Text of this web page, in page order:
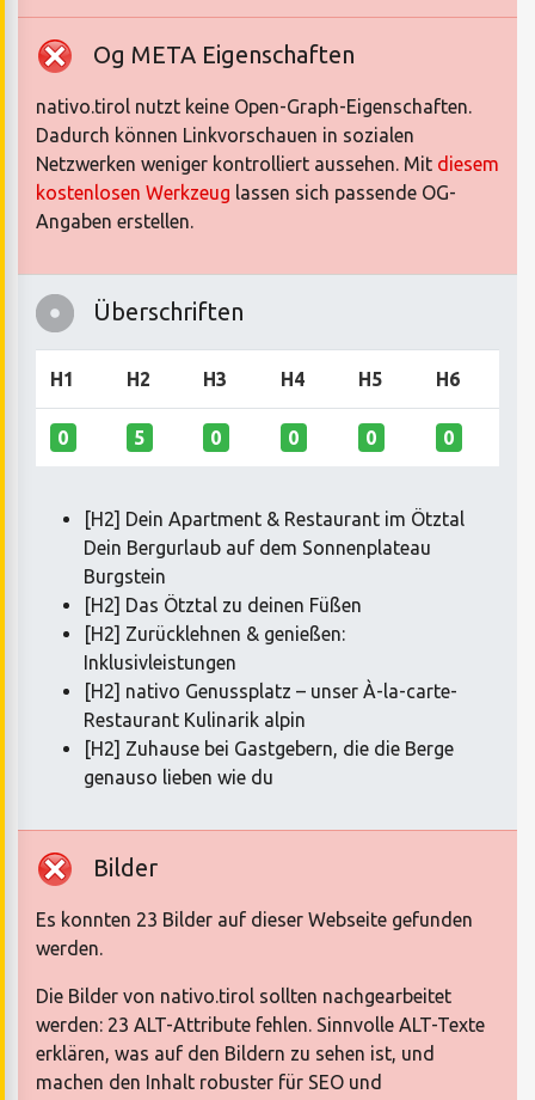
Og META Eigenschaften
nativo.tirol nutzt keine Open-Graph-Eigenschaften.
Dadurch können Linkvorschauen in sozialen
Netzwerken weniger kontrolliert aussehen. Mit diesem
kostenlosen Werkzeug lassen sich passende OG-
Angaben erstellen.
Überschriften
H1 H2 H3 H4 H5 H6
0 5 0 0 0 0
[H2] Dein Apartment & Restaurant im Ötztal
Dein Bergurlaub auf dem Sonnenplateau
Burgstein
[H2] Das Ötztal zu deinen Füßen
[H2] Zurücklehnen & genießen:
Inklusivleistungen
[H2] nativo Genussplatz – unser À-la-carte-
Restaurant Kulinarik alpin
[H2] Zuhause bei Gastgebern, die die Berge
genauso lieben wie du
Bilder
Es konnten 23 Bilder auf dieser Webseite gefunden
werden.
Die Bilder von nativo.tirol sollten nachgearbeitet
werden: 23 ALT-Attribute fehlen. Sinnvolle ALT-Texte
erklären, was auf den Bildern zu sehen ist, und
machen den Inhalt robuster für SEO und